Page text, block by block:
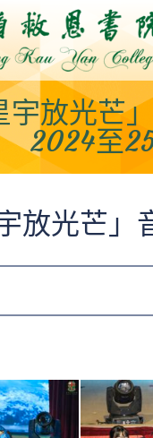
Skip
to
content
宇放光芒
2024至
宇放光芒」